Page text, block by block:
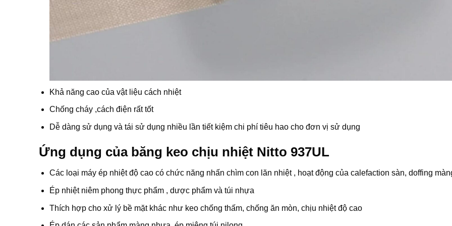
Khả năng cao của vật liệu cách nhiệt
Chống cháy ,cách điện rất tốt
Dễ dàng sử dụng và tái sử dụng nhiều lần tiết kiệm chi phí tiêu hao cho đơn vị sử dụng
Ứng dụng của băng keo chịu nhiệt Nitto 937UL
Các loại máy ép nhiệt độ cao có chức năng nhấn chìm con lăn nhiệt , hoạt động của calefaction sàn, doffing
Ép nhiệt niêm phong thực phẩm , dược phẩm và túi nhựa
Thích hợp cho xử lý bề mặt khác như keo chống thấm, chống ăn mòn, chịu nhiệt độ cao